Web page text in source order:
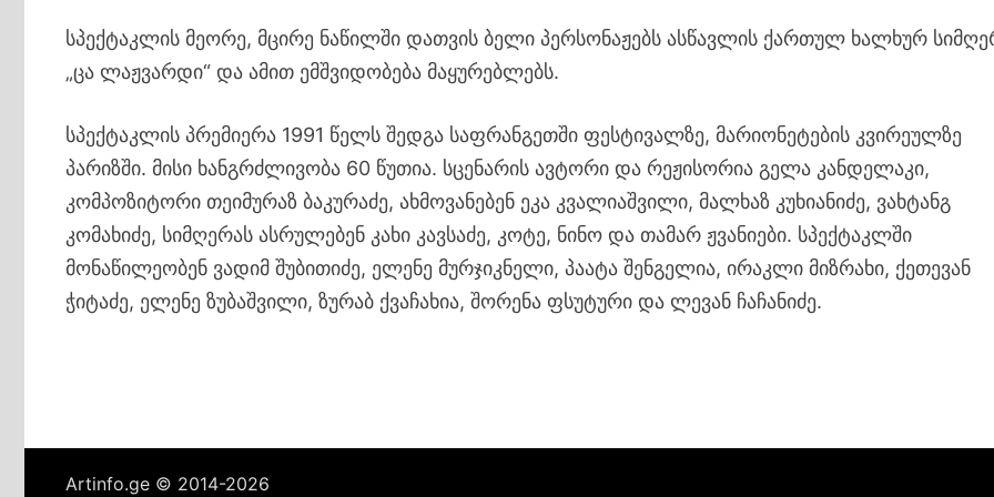
სპექტაკლის მეორე, მცირე ნაწილში დათვის ბელი პერსონაჟებს ასწავლის ქართულ ხალხურ
„ცა ლაჟვარდი“ და ამით ემშვიდობება მაყურებლებს.
სპექტაკლის პრემიერა 1991 წელს შედგა საფრანგეთში ფესტივალზე, მარიონეტების კვირეულზე
პარიზში. მისი ხანგრძლივობა 60 წუთია. სცენარის ავტორი და რეჟისორია გელა კანდელაკი,
კომპოზიტორი თეიმურაზ ბაკურაძე, ახმოვანებენ ეკა კვალიაშვილი, მალხაზ კუხიანიძე, ვახტანგ
კომახიძე, სიმღერას ასრულებენ კახი კავსაძე, კოტე, ნინო და თამარ ჟვანიები. სპექტაკლში
მონაწილეობენ ვადიმ შუბითიძე, ელენე მურჯიკნელი, პაატა შენგელია, ირაკლი მიზრახი, ქეთევან
ჭიტაძე, ელენე ზუბაშვილი, ზურაბ ქვაჩახია, შორენა ფსუტური და ლევან ჩაჩანიძე.
Artinfo.ge © 2014-2026